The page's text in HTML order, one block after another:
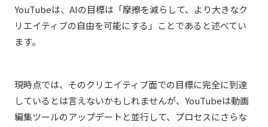
YouTubeは、AIの目標は「摩擦を減らして、より大きなク
リエイティブの自由を可能にする」ことであると述べてい
ます。
現時点では、そのクリエイティブ面での目標に完全に到達
しているとは言えないかもしれませんが、YouTubeは動画
編集ツールのアップデートと並行して、プロセスにさらな